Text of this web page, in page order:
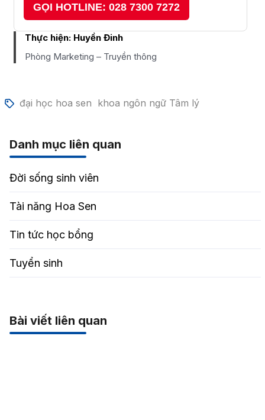
GỌI HOTLINE: 028 7300 7272
Thực hiện: Huyền Đinh
Phòng Marketing – Truyền thông
đại học hoa sen khoa ngôn ngữ Tâm lý
Danh mục liên quan
Đời sống sinh viên
Tài năng Hoa Sen
Tin tức học bổng
Tuyển sinh
Bài viết liên quan